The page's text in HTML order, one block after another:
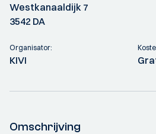
Westkanaaldijk 7
3542 DA
Organisator:
KIVI
Omschrijving